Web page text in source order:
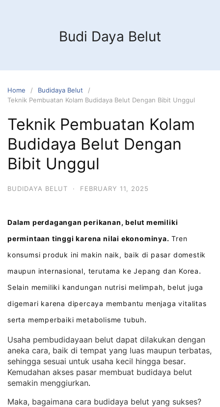
Budi Daya Belut
Home
Budidaya Belut
Teknik Pembuatan Kolam Budidaya Belut Dengan Bibit Unggul
Teknik Pembuatan Kolam
Budidaya Belut Dengan
Bibit Unggul
BUDIDAYA BELUT · FEBRUARY 11, 2025
Dalam perdagangan perikanan, belut memiliki
permintaan tinggi karena nilai ekonominya. Tren
konsumsi produk ini makin naik, baik di pasar domestik
maupun internasional, terutama ke Jepang dan Korea.
Selain memiliki kandungan nutrisi melimpah, belut juga
digemari karena dipercaya membantu menjaga vitalitas
serta memperbaiki metabolisme tubuh.
Usaha pembudidayaan belut dapat dilakukan dengan
aneka cara, baik di tempat yang luas maupun terbatas,
sehingga sesuai untuk usaha kecil hingga besar
Kemudahan akses pasar membuat budidaya belut
semakin menggiurkan.
Maka, bagaimana cara budidaya belut yang sukses?